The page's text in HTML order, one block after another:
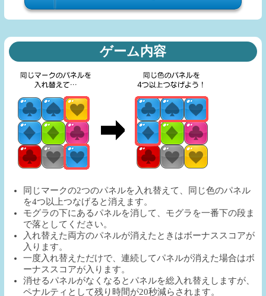
ゲーム内容
同じマークの2つのパネルを入れ替えて、同じ色のパネル
を4つ以上つなげると消えます。
モグラの下にあるパネルを消して、モグラを一番下の段ま
で落としてください。
入れ替えた両方のパネルが消えたときはボーナススコアが
入ります。
一度入れ替えただけで、連続してパネルが消えた場合はボ
ーナススコアが入ります。
消せるパネルがなくなるとパネルを総入れ替えしますが、
ペナルティとして残り時間が20秒減らされます。